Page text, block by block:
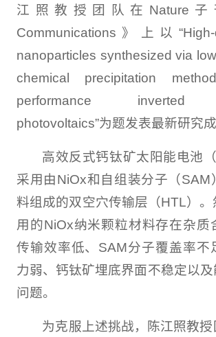
江照教授团队在Nature子
Communications》上以
nanoparticles synthesized via
chemical precipitation
performance inverted
photovoltaics”为题发表最新研究成
高效反式钙钛矿太阳能电池
采用由NiOx和自组装分子（SAM
料组成的双空穴传输层（HTL）
用的NiOx纳米颗粒材料存在杂质
传输效率低、SAM分子覆盖率不
力弱、钙钛矿埋底界面不稳定以
问题。
为克服上述挑战，陈江照教